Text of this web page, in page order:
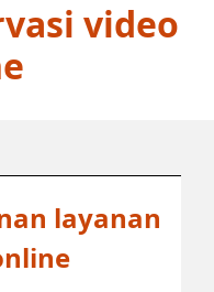
video
layanan